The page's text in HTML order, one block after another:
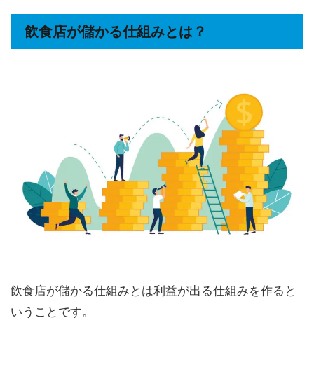
飲食店が儲かる仕組みとは？
飲食店が儲かる仕組みとは利益が出る仕組みを作ると
いうことです。